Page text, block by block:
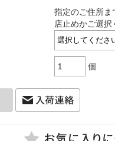
指定のご住所ま
店止めかご選択
個